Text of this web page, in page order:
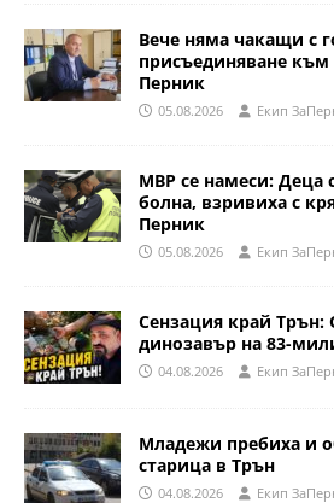
Вече няма чакащи с
присъединяване
Перник
05.08.2026 Eкип
МВР се намеси: Деца
болна, взривиха с
Перник
05.08.2026 Eкип
Сензация край Трън:
динозавър на 83-
04.08.2026 Eкип
Младежи пребиха и
старица в Трън
04.08.2026 Eкип